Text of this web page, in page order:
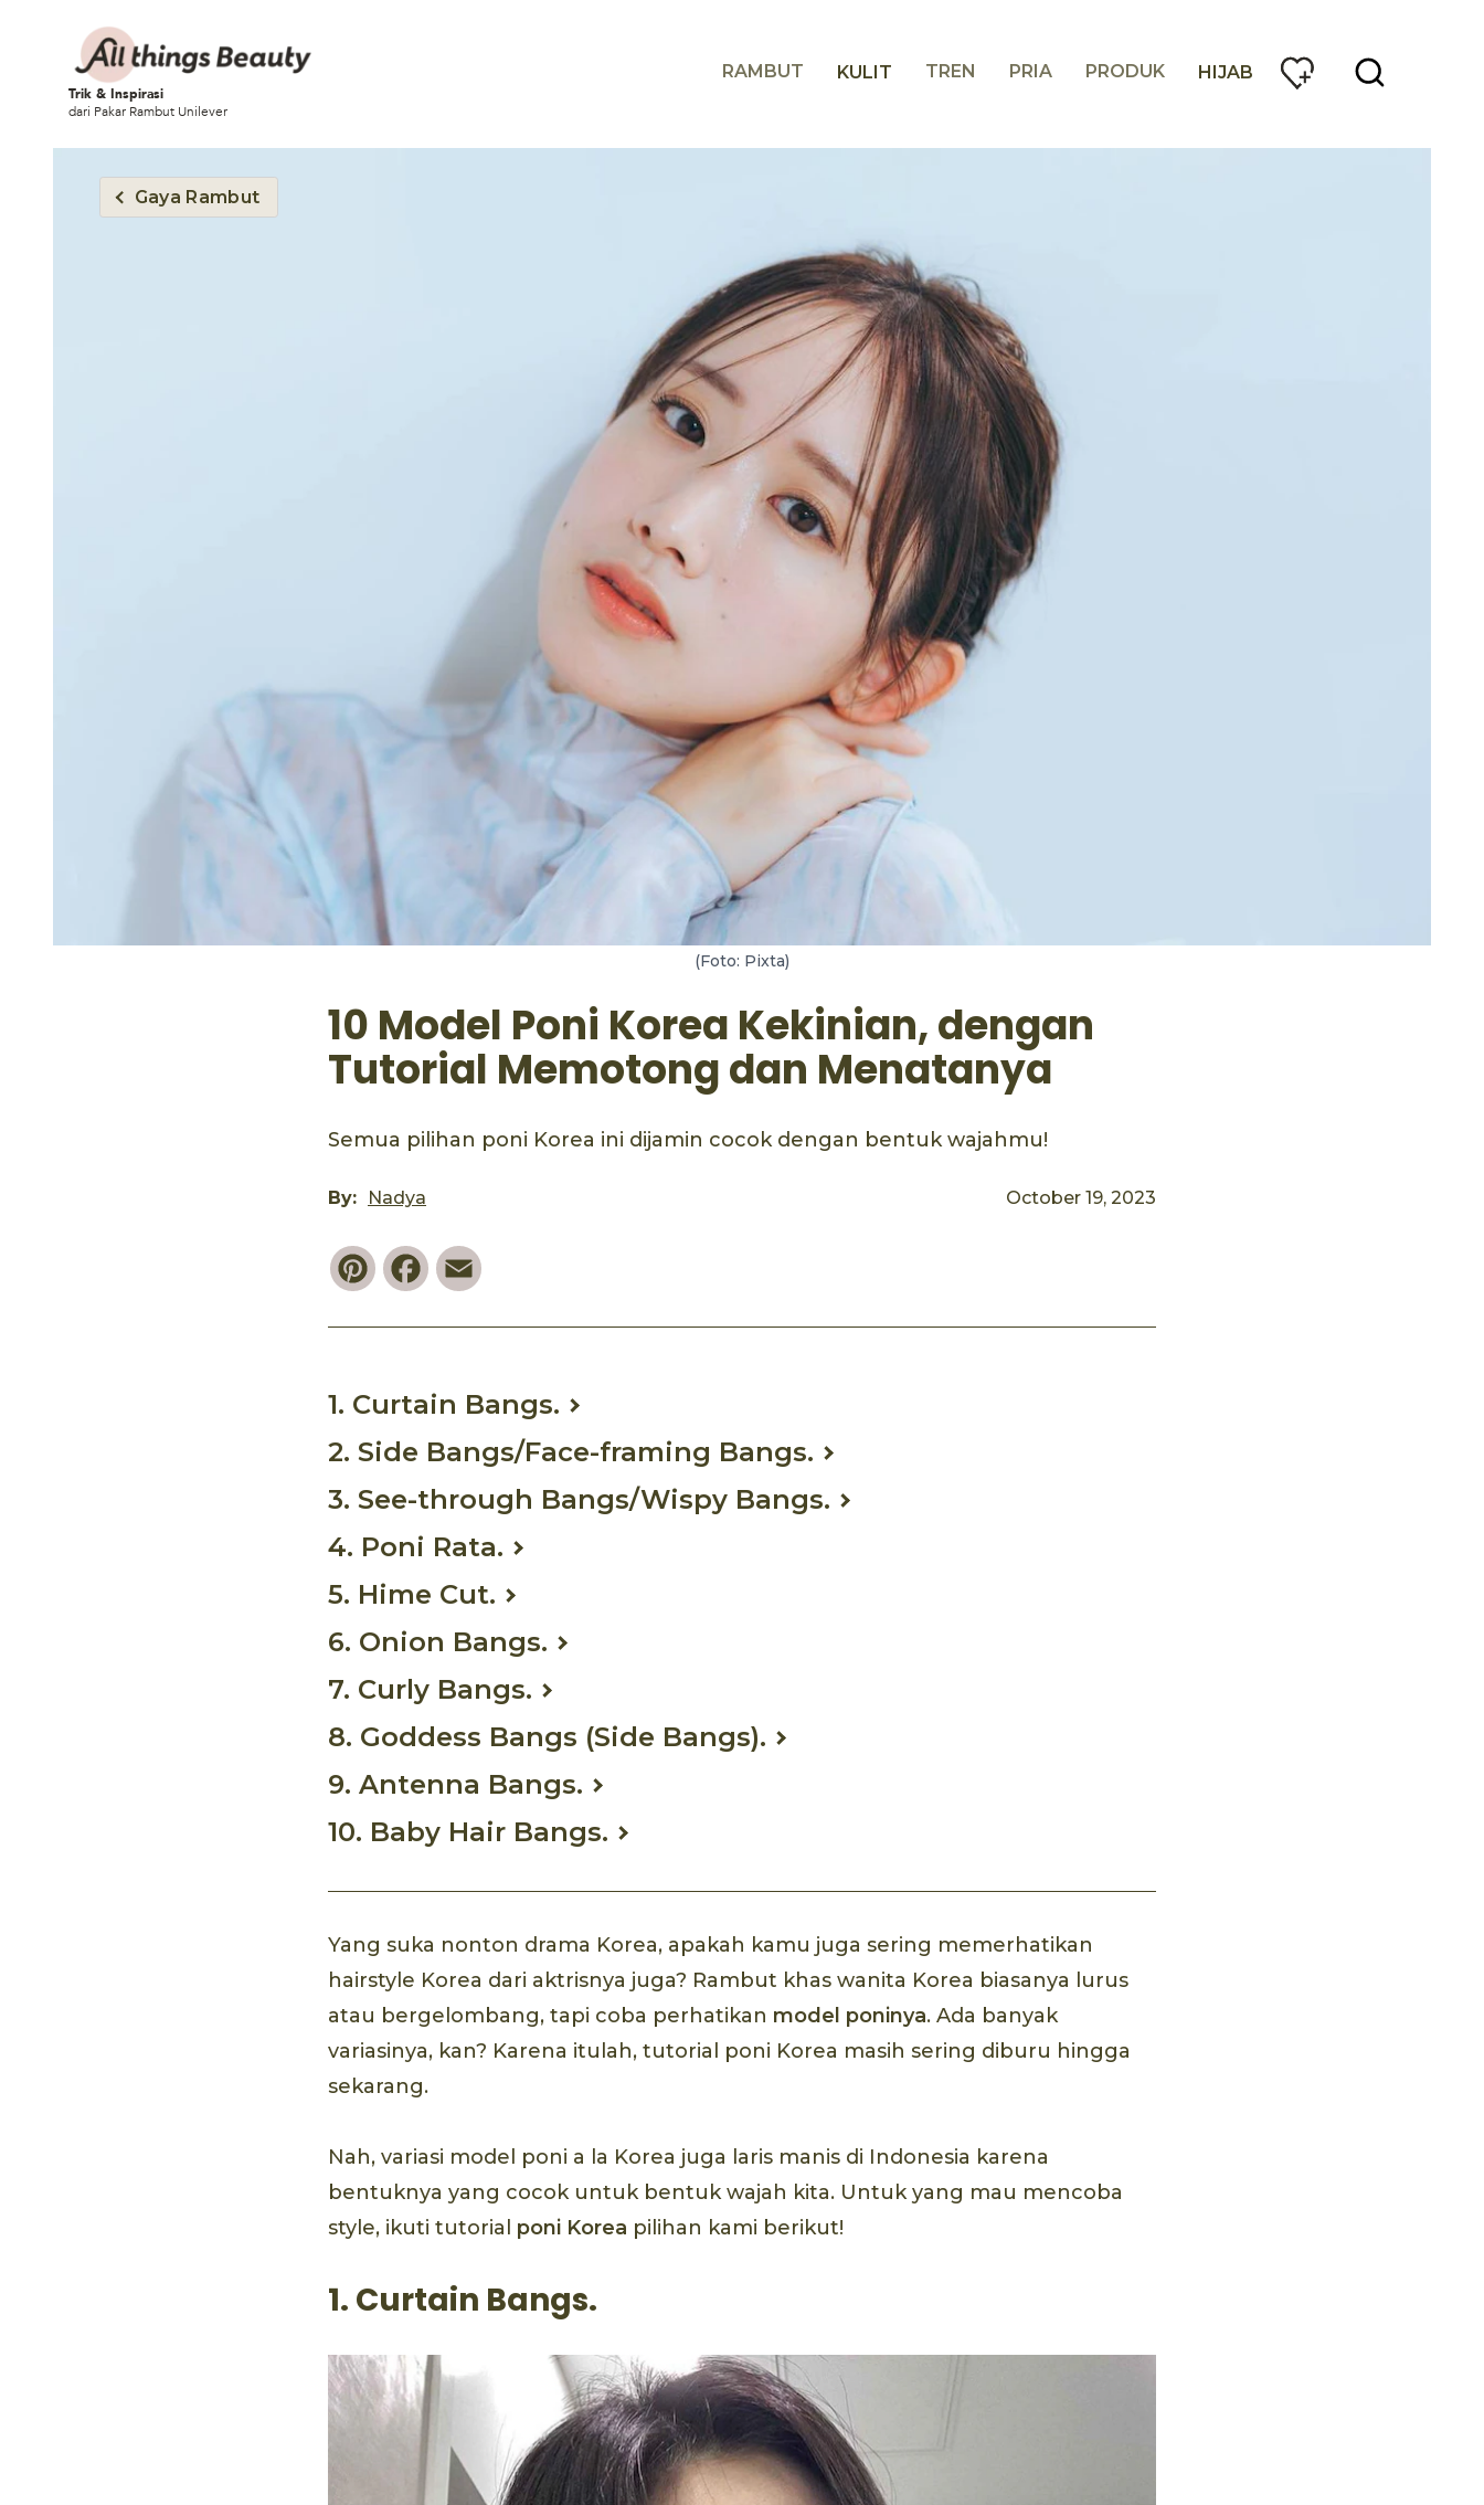
Trik & Inspirasi
dari Pakar Rambut Unilever
RAMBUT KULIT TREN PRIA PRODUK HIJAB
Gaya Rambut
(Foto: Pixta)
10 Model Poni Korea Kekinian, dengan
Tutorial Memotong dan Menatanya
Semua pilihan poni Korea ini dijamin cocok dengan bentuk wajahmu!
By: Nadya October 19, 2023
PinterestFacebook
1. Curtain Bangs.
2. Side Bangs/Face-framing Bangs.
3. See-through Bangs/Wispy Bangs.
4. Poni Rata.
5. Hime Cut.
6. Onion Bangs.
7. Curly Bangs.
8. Goddess Bangs (Side Bangs).
9. Antenna Bangs.
10. Baby Hair Bangs.
Yang suka nonton drama Korea, apakah kamu juga sering memerhatikan
hairstyle Korea dari aktrisnya juga? Rambut khas wanita Korea biasanya lurus
atau bergelombang, tapi coba perhatikan model poninya. Ada banyak
variasinya, kan? Karena itulah, tutorial poni Korea masih sering diburu hingga
sekarang.
Nah, variasi model poni a la Korea juga laris manis di Indonesia karena
bentuknya yang cocok untuk bentuk wajah kita. Untuk yang mau mencoba
style, ikuti tutorial poni Korea pilihan kami berikut!
1. Curtain Bangs.